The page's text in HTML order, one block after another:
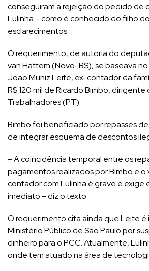
conseguiram a rejeição do pedido de
Lulinha – como é conhecido do filho
esclarecimentos.
O requerimento, de autoria do
van Hattem (Novo-RS), se baseava
João Muniz Leite, ex-contador da
R$ 120 mil de Ricardo Bimbo, dirigente
Trabalhadores (PT).
Bimbo foi beneficiado por repasses
de integrar esquema de descontos
– A coincidência temporal entre os
pagamentos realizados por Bimbo e o
contador com Lulinha é grave e exige
imediato – diz o texto.
O requerimento cita ainda que Leite
Ministério Público de São Paulo por
dinheiro para o PCC. Atualmente,
onde tem atuado na área de